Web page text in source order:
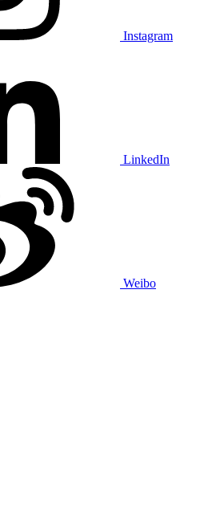
Instagram
LinkedIn
Weibo